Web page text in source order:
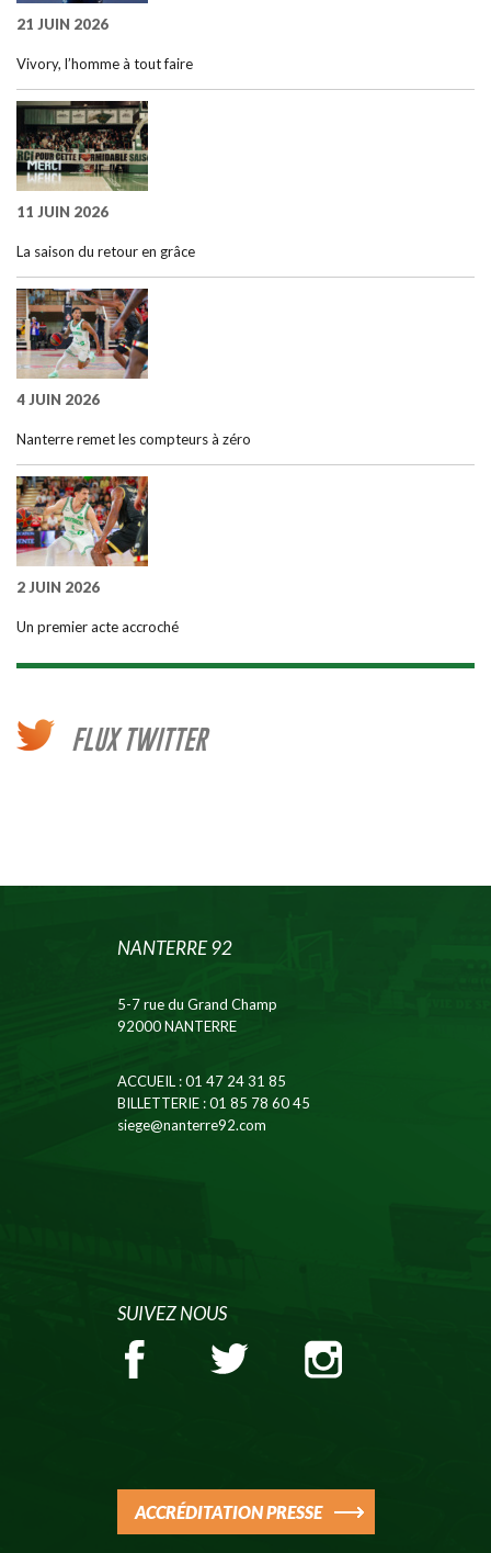
21 JUIN 2026
Vivory, l’homme à tout faire
11 JUIN 2026
La saison du retour en grâce
4 JUIN 2026
Nanterre remet les compteurs à zéro
2 JUIN 2026
Un premier acte accroché
FLUX TWITTER
NANTERRE 92
5-7 rue du Grand Champ
92000 NANTERRE
ACCUEIL: 01 47 24 31 85
BILLETTERIE: 01 85 78 60 45
siege@nanterre92.com
SUIVEZ NOUS
ACCRÉDITATION PRESSE